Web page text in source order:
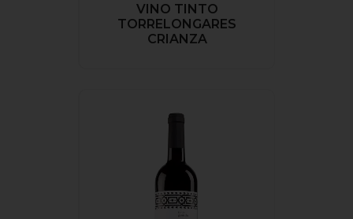
VINO TINTO
TORRELONGARES
CRIANZA